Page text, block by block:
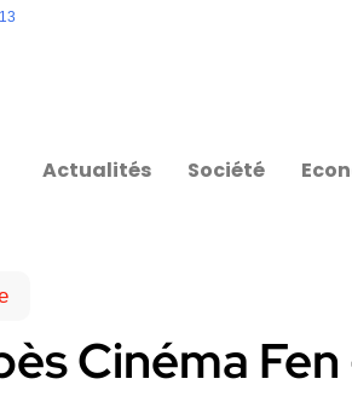
Actualités Société
Cinéma